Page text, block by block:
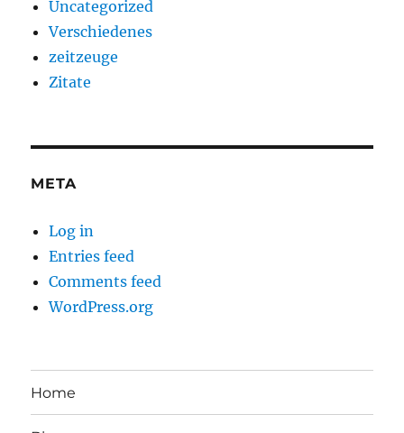
Uncategorized
Verschiedenes
zeitzeuge
Zitate
META
Log in
Entries feed
Comments feed
WordPress.org
Home